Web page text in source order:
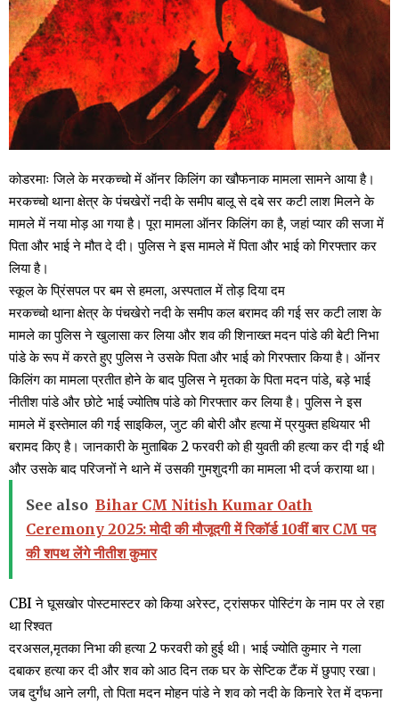
कोडरमाः जिले के मरकच्चो में ऑनर किलिंग का खौफनाक मामला सामने आया है।
मरकच्चो थाना क्षेत्र के पंचखेरों नदी के समीप बालू से दबे सर कटी लाश मिलने के
मामले में नया मोड़ आ गया है। पूरा मामला ऑनर किलिंग का है, जहां प्यार की सजा में
पिता और भाई ने मौत दे दी। पुलिस ने इस मामले में पिता और भाई को गिरफ्तार कर
लिया है।
स्कूल के प्रिंसपल पर बम से हमला, अस्पताल में तोड़ दिया दम
मरकच्चो थाना क्षेत्र के पंचखेरो नदी के समीप कल बरामद की गई सर कटी लाश के
मामले का पुलिस ने खुलासा कर लिया और शव की शिनाख्त मदन पांडे की बेटी निभा
पांडे के रूप में करते हुए पुलिस ने उसके पिता और भाई को गिरफ्तार किया है। ऑनर
किलिंग का मामला प्रतीत होने के बाद पुलिस ने मृतका के पिता मदन पांडे, बड़े भाई
नीतीश पांडे और छोटे भाई ज्योतिष पांडे को गिरफ्तार कर लिया है। पुलिस ने इस
मामले में इस्तेमाल की गई साइकिल, जुट की बोरी और हत्या में प्रयुक्त हथियार भी
बरामद किए है। जानकारी के मुताबिक 2 फरवरी को ही युवती की हत्या कर दी गई थी
और उसके बाद परिजनों ने थाने में उसकी गुमशुदगी का मामला भी दर्ज कराया था।
See also Bihar CM Nitish Kumar Oath
Ceremony 2025: मोदी की मौजूदगी में रिकॉर्ड 10वीं बार CM पद
की शपथ लेंगे नीतीश कुमार
CBI ने घूसखोर पोस्टमास्टर को किया अरेस्ट, ट्रांसफर पोस्टिंग के नाम पर ले रहा
था रिश्वत
दरअसल,मृतका निभा की हत्या 2 फरवरी को हुई थी। भाई ज्योति कुमार ने गला
दबाकर हत्या कर दी और शव को आठ दिन तक घर के सेप्टिक टैंक में छुपाए रखा।
जब दुर्गंध आने लगी, तो पिता मदन मोहन पांडे ने शव को नदी के किनारे रेत में दफना